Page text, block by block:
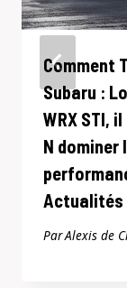
Comment
Subaru :
WRX STI,
N dominer
Actualités
ParAlexis de